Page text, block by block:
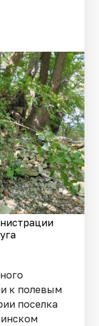
к полевым
поселка